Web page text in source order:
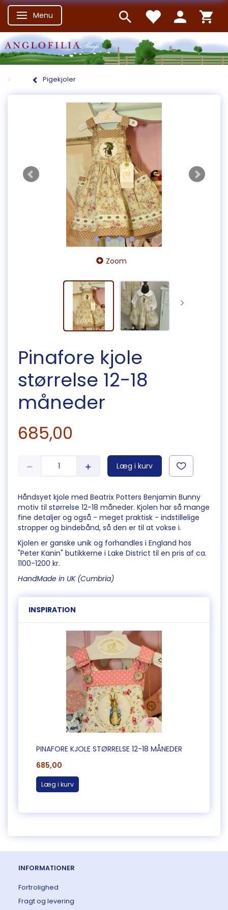
Skifte navigation
Menu
Pigekjoler
Zoom
Pinafore kjole
størrelse 12-18
måneder
685,00
Læg i kurv
Håndsyet kjole med Beatrix Potters Benjamin Bunny
motiv til størrelse 12-18 måneder. Kjolen har så mange
fine detaljer og også - meget praktisk - indstillelige
stropper og bindebånd, så den er til at vokse i.
Kjolen er ganske unik og forhandles i England hos
"Peter Kanin" butikkerne i Lake District til en pris af ca.
1100-1200 kr.
HandMade in UK (Cumbria)
INSPIRATION
PINAFORE KJOLE STØRRELSE 12-18 MÅNEDER
685,00
Læg i kurv
INFORMATIONER
Fortrolighed
Fragt og levering